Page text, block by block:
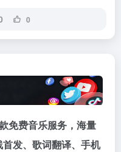
0
免费音乐服务，海量
发、歌词翻译、手机